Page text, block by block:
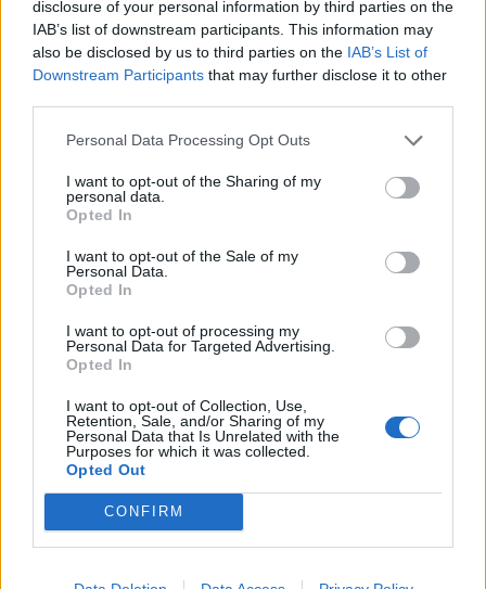
disclosure of your personal information by third parties on the
IAB’s list of downstream participants. This information may
also be disclosed by us to third parties on the IAB’s List of
Downstream Participants that may further disclose it to other
Personal Data Processing Opt Outs
I want to opt-out of the Sharing of my
personal data.
Opted In
I want to opt-out of the Sale of my
Personal Data.
Opted In
I want to opt-out of processing my
Personal Data for Targeted Advertising.
Opted In
I want to opt-out of Collection, Use,
Retention, Sale, and/or Sharing of my
Personal Data that Is Unrelated with the
Purposes for which it was collected.
Opted Out
CONFIRM
έως τις 28 Αυγούστου
Οι Αεροπρόσκοποι ανακάλυψαν
τα μυστικά της λεσβιακής γης
γεώτοπους και βιωματικές δράσεις
για τους νέους του 6ου Συστήματος
Αεροπροσκόπων Ακροπόλεως
ΑΣΤΥΝΟΜΙΑ
ασύλου στο λιμάνι της
Μυτιλήνης
Συνελήφθησαν ένας 25χρονος και
έγγραφα προορίζονταν, σύμφωνα
με το Λιμενικό, για τη διαφυγή των
ανηλίκων από τη Λέσβο
ΔΡΑΣΕΙΣ
Χρώματα από τον βυθό
πλημμύρισαν την Αγιάσο
Παιδιά όλων των ηλικιών